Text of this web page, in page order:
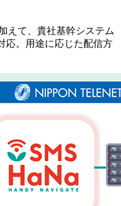
えて、貴社基幹システム
応。用途に応じた配信方